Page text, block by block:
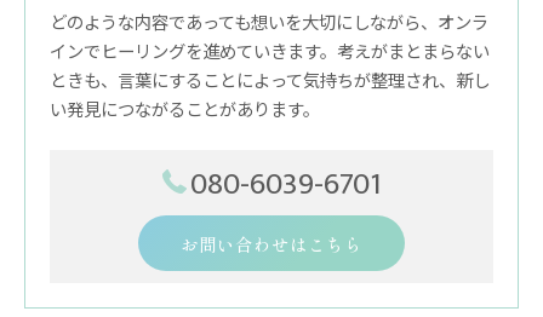
どのような内容であっても想いを大切にしながら、オンラ
インでヒーリングを進めていきます。考えがまとまらない
ときも、言葉にすることによって気持ちが整理され、新し
い発見につながることがあります。
080-6039-6701
お問い合わせはこちら